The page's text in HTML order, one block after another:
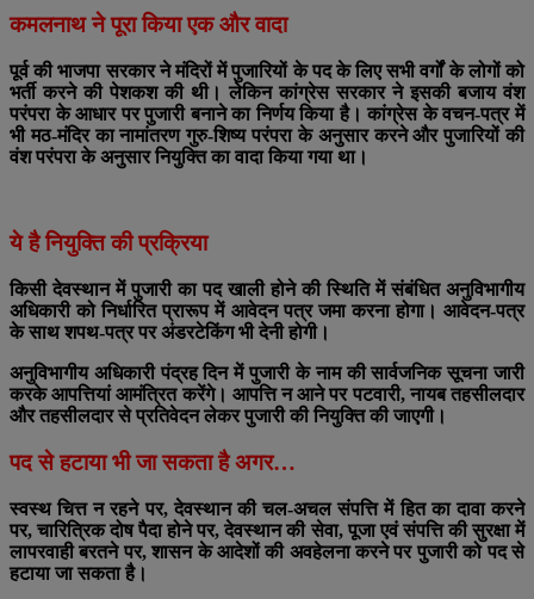
कमलनाथ ने पूरा किया एक और वादा
पूर्व की भाजपा सरकार ने मंदिरों में पुजारियों के पद के लिए सभी वर्गों के लोगों को
भर्ती करने की पेशकश की थी। लेकिन कांग्रेस सरकार ने इसकी बजाय वंश
परंपरा के आधार पर पुजारी बनाने का निर्णय किया है। कांग्रेस के वचन-पत्र में
भी मठ-मंदिर का नामांतरण गुरु-शिष्य परंपरा के अनुसार करने और पुजारियों की
वंश परंपरा के अनुसार नियुक्ति का वादा किया गया था।
ये है नियुक्ति की प्रक्रिया
किसी देवस्थान में पुजारी का पद खाली होने की स्थिति में संबंधित अनुविभागीय
अधिकारी को निर्धारित प्रारूप में आवेदन पत्र जमा करना होगा। आवेदन-पत्र
के साथ शपथ-पत्र पर अंडरटेकिंग भी देनी होगी।
अनुविभागीय अधिकारी पंद्रह दिन में पुजारी के नाम की सार्वजनिक सूचना जारी
करके आपत्तियां आमंत्रित करेंगे। आपत्ति न आने पर पटवारी, नायब तहसीलदार
और तहसीलदार से प्रतिवेदन लेकर पुजारी की नियुक्ति की जाएगी।
पद से हटाया भी जा सकता है अगर…
स्वस्थ चित्त न रहने पर, देवस्थान की चल-अचल संपत्ति में हित का दावा करने
पर, चारित्रिक दोष पैदा होने पर, देवस्थान की सेवा, पूजा एवं संपत्ति की सुरक्षा में
लापरवाही बरतने पर, शासन के आदेशों की अवहेलना करने पर पुजारी को पद से
हटाया जा सकता है।